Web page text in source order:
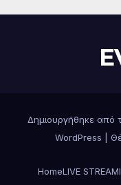
Δημιουργήθηκε από
WordPress
HomeLIVE